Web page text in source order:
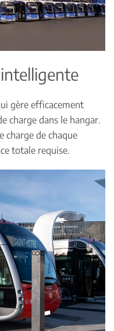
gère efficacement
charge dans le hangar.
charge de chaque
totale requise.